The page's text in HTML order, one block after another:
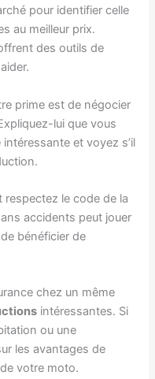
pour identifier celle
au meilleur prix.
des outils de
prime est de négocier
lui que vous
et voyez s’il
le code de la
accidents peut jouer
bénéficier de
chez un même
intéressantes. Si
ou une
les avantages de
votre moto.